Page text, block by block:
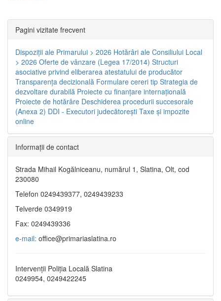
Pagini vizitate frecvent
Dispoziţii ale Primarului > 2026 Hotărâri ale Consiliului Local
> 2026 Oferte de vânzare (Legea 17/2014) Structuri
asociative privind eliberarea atestatului de producător
Transparenţa decizională Formulare cereri tip Strategia de
dezvoltare durabilă Proiecte cu finanţare internaţională
Proiecte de hotărâre Deschiderea procedurii succesorale
(Anexa 2) DDI - Executori judecătorești Taxe şi impozite
online
Informaţii de contact
Strada Mihail Kogălniceanu, numărul 1, Slatina, Olt, cod
230080
Telefon 0249439377, 0249439233
Telverde 0349919
Fax: 0249439336
e-mail: office@primariaslatina.ro
Intervenții Poliția Locală Slatina
0249954, 0249422245